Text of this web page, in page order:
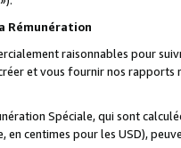
Rémunération
raisonnables pour
et vous fournir nos
Spéciale, qui sont
en centimes pour les USD),